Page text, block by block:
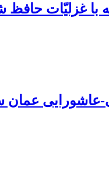
غزلیّات حافظ
عمان